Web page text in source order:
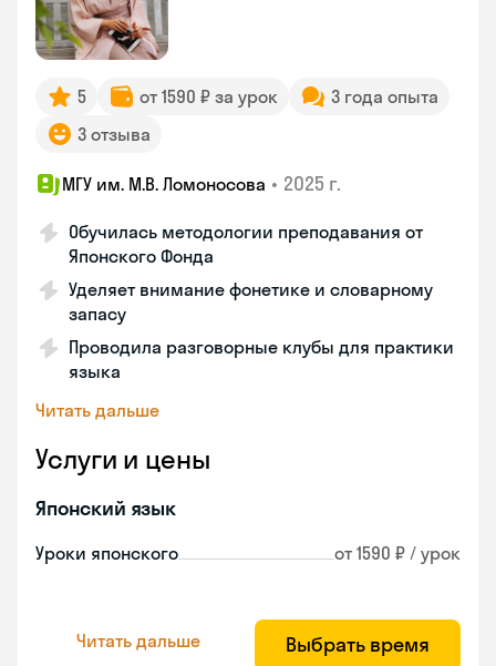
5 от 1590 ₽ за урок
3 года опыта
3 отзыва
МГУ им. М.В. Ломоносова • 2025 г.
Обучилась методологии преподавания от
Японского Фонда
Уделяет внимание фонетике и словарному
запасу
Проводила разговорные клубы для практики
языка
Читать дальше
Услуги и цены
Японский язык
Уроки японского от 1590 ₽ / урок
Читать дальше Выбрать время